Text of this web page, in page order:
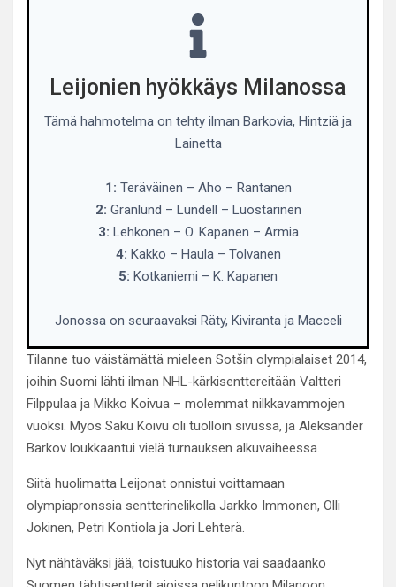
Leijonien hyökkäys Milanossa
Tämä hahmotelma on tehty ilman Barkovia, Hintziä ja
Lainetta
1: Teräväinen – Aho – Rantanen
2: Granlund – Lundell – Luostarinen
3: Lehkonen – O. Kapanen – Armia
4: Kakko – Haula – Tolvanen
5: Kotkaniemi – K. Kapanen
Jonossa on seuraavaksi Räty, Kiviranta ja Macceli
Tilanne tuo väistämättä mieleen Sotšin olympialaiset 2014,
joihin Suomi lähti ilman NHL-kärkisenttereitään Valtteri
Filppulaa ja Mikko Koivua – molemmat nilkkavammojen
vuoksi. Myös Saku Koivu oli tuolloin sivussa, ja Aleksander
Barkov loukkaantui vielä turnauksen alkuvaiheessa.
Siitä huolimatta Leijonat onnistui voittamaan
olympiapronssia sentterinelikolla Jarkko Immonen, Olli
Jokinen, Petri Kontiola ja Jori Lehterä.
Nyt nähtäväksi jää, toistuuko historia vai saadaanko